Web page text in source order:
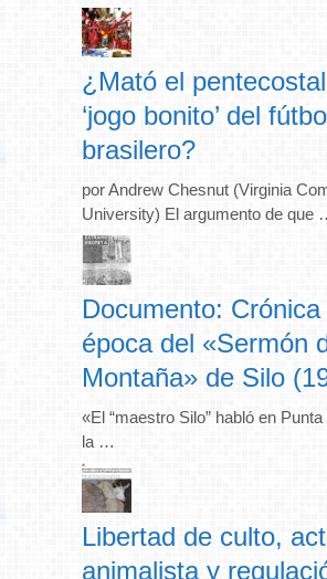
¿Mató el
‘jogo bonito’ del
brasilero?
por Andrew Chesnut (Virginia
University) El argumento de que
Documento: Crónica
época del «Sermón
Montaña» de Silo
«El “maestro Silo” habló en
la …
Libertad de culto,
animalista y